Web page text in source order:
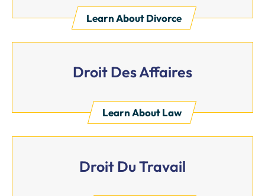
Learn About Divorce
Droit Des Affaires
Learn About Law
Droit Du Travail